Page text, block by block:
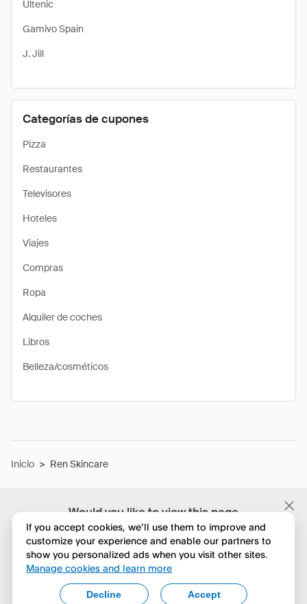
Would you like to view this page
in English?
No, seguir navegando
Yes, change to English
Ultenic
Gamivo Spain
J. Jill
Categorías de cupones
Pizza
Restaurantes
Televisores
Hoteles
Viajes
Compras
Ropa
Alquiler de coches
Libros
Belleza/cosméticos
Inicio > Ren Skincare
If you accept cookies, we’ll use them to improve and
customize your experience and enable our partners to
show you personalized ads when you visit other sites.
Manage cookies and learn more
Accept
Decline